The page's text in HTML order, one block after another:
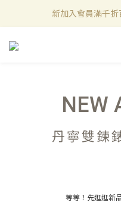
新加入會員滿千
新加入會員滿千
官方LINE好友募
NEW
丹寧雙鍊
等等！ 先逛逛新